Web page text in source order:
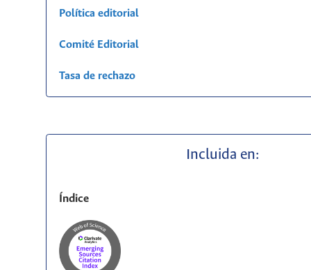
Política editorial
Comité Editorial
Tasa de rechazo
Incluida en:
Índice